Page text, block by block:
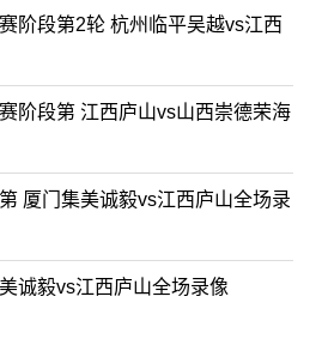
阶段第2轮 杭州临平吴越vs江西
阶段第 江西庐山vs山西崇德荣海
厦门集美诚毅vs江西庐山全场录
诚毅vs江西庐山全场录像